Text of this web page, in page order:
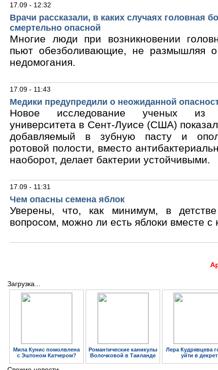
17.09 - 12:32
Врачи рассказали, в каких случаях головная
смертельно опасной
Многие люди при возникновении
пьют обезболивающие, не размышляя о
недомогания.
17.09 - 11:43
Медики предупредили о неожиданной
Новое исследование ученых из
университета в Сент-Луисе (США)
добавляемый в зубную пасту и
ротовой полости, вместо
наоборот, делает бактерии устойчивыми.
17.09 - 11:31
Чем опасны семена яблок
Уверены, что, как минимум, в
вопросом, можно ли есть яблоки вместе с
Загрузка...
Мила Кунис помолвлена
с Эштоном Катчером?
Романтические каникулы
Волочковой в Таиланде
Лера Кудрявцева
уйти в декрет